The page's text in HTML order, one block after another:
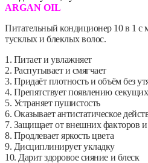
ARGAN OIL
Питательный кондиционер 10 в 1 с
тусклых и блеклых волос.
1. Питает и увлажняет
2. Распутывает и смягчает
3. Придаёт плотность и объём без
4. Препятствует появлению
5. Устраняет пушистость
6. Оказывает антистатическое
7. Защищает от внешних факторов
8. Продлевает яркость цвета
9. Дисциплинирует укладку
10. Дарит здоровое сияние и блеск